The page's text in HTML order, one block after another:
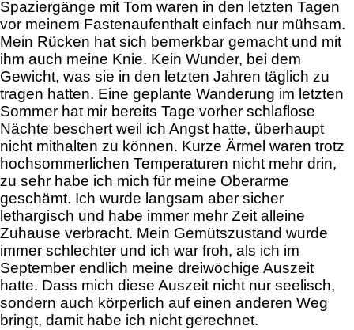
Spaziergänge mit Tom waren in den letzten Tagen
vor meinem Fastenaufenthalt einfach nur mühsam.
Mein Rücken hat sich bemerkbar gemacht und mit
ihm auch meine Knie. Kein Wunder, bei dem
Gewicht, was sie in den letzten Jahren täglich zu
tragen hatten. Eine geplante Wanderung im letzten
Sommer hat mir bereits Tage vorher schlaflose
Nächte beschert weil ich Angst hatte, überhaupt
nicht mithalten zu können. Kurze Ärmel waren trotz
hochsommerlichen Temperaturen nicht mehr drin,
zu sehr habe ich mich für meine Oberarme
geschämt. Ich wurde langsam aber sicher
lethargisch und habe immer mehr Zeit alleine
Zuhause verbracht. Mein Gemütszustand wurde
immer schlechter und ich war froh, als ich im
September endlich meine dreiwöchige Auszeit
hatte. Dass mich diese Auszeit nicht nur seelisch,
sondern auch körperlich auf einen anderen Weg
bringt, damit habe ich nicht gerechnet.